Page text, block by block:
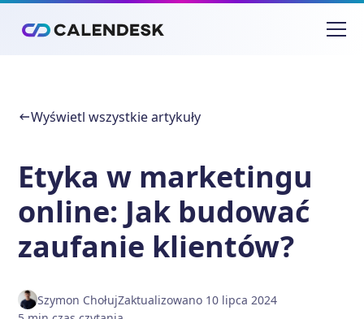
Wyświetl wszystkie artykuły
Etyka w marketingu
online: Jak budować
zaufanie klientów?
Szymon ChołujZaktualizowano 10 lipca 2024